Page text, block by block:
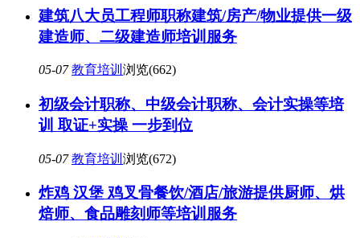
建筑八大员工程师职称建筑/房产/物业提供一级
建造师、二级建造师培训服务
05-07 教育培训 浏览(662)
初级会计职称、中级会计职称、会计实操等培
训 取证+实操 一步到位
05-07 教育培训 浏览(672)
炸鸡 汉堡 鸡叉骨餐饮/酒店/旅游提供厨师、烘
焙师、食品雕刻师等培训服务